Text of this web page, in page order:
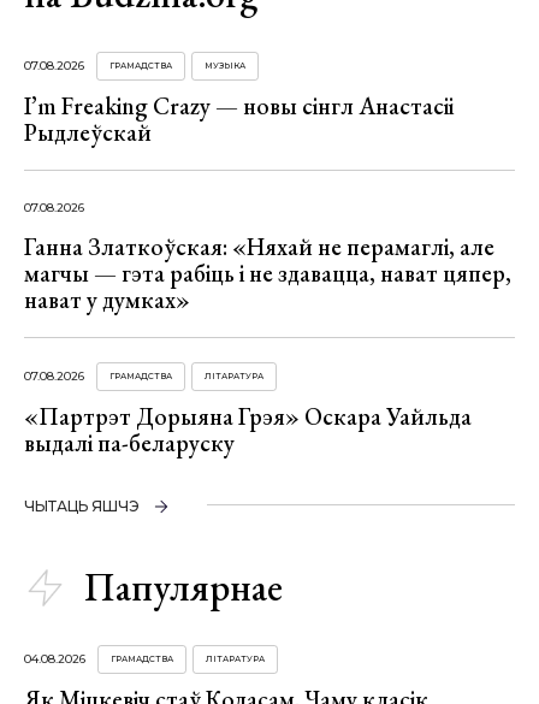
07.08.2026 ГРАМАДСТВА МУЗЫКА
I’m Freaking Crazy — новы сінгл Анастасіі
Рыдлеўскай
07.08.2026
Ганна Златкоўская: «Няхай не перамаглі, але
магчы — гэта рабіць і не здавацца, нават цяпер,
нават у думках»
07.08.2026 ГРАМАДСТВА ЛІТАРАТУРА
«Партрэт Дорыяна Грэя» Оскара Уайльда
выдалі па-беларуску
ЧЫТАЦЬ ЯШЧЭ
Папулярнае
04.08.2026 ГРАМАДСТВА ЛІТАРАТУРА